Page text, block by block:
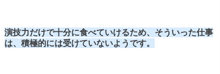
演技力だけで十分に食べていけるため、そういった仕事
は、積極的には受けていないようです。